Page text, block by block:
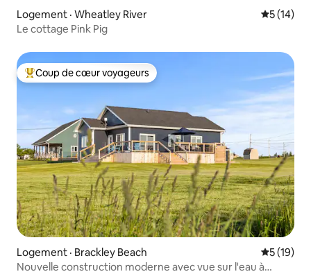
Logement · Wheatley River Note
5 (14)
Le cottage Pink Pig
Coup de cœur voyageurs parmi les plus aimés
Coup de cœur voyageurs
Logement · Brackley Beach Note
5 (19)
Nouvelle construction moderne avec vue sur l'eau à